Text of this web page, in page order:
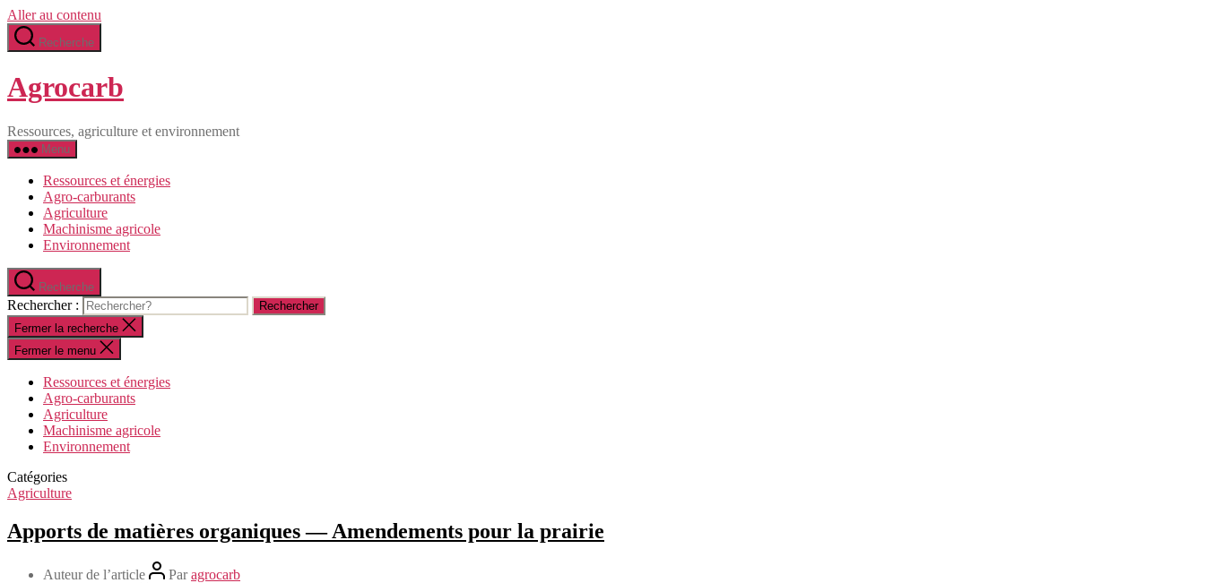
Aller au contenu
Recherche
Agrocarb
Ressources, agriculture et environnement
Menu
Ressources et énergies
Agro-carburants
Agriculture
Machinisme agricole
Environnement
Recherche
Rechercher :
Fermer la recherche
Fermer le menu
Ressources et énergies
Agro-carburants
Agriculture
Machinisme agricole
Environnement
Catégories
Agriculture
Apports de matières organiques — Amendements pour la prairie
Auteur de l’article Paragrocarb